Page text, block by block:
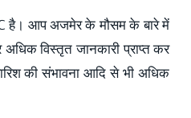
है। आप अजमेर के मौसम के बारे में
विस्तृत जानकारी प्राप्त कर
की संभावना आदि से भी अधिक